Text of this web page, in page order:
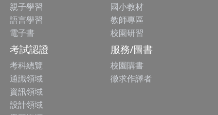
親子學習
語言學習
電子書
國小教材
教師專區
校園研習
考試認證
考科總覽
通識領域
資訊領域
設計領域
服務/圖書
校園購書
徵求作譯者